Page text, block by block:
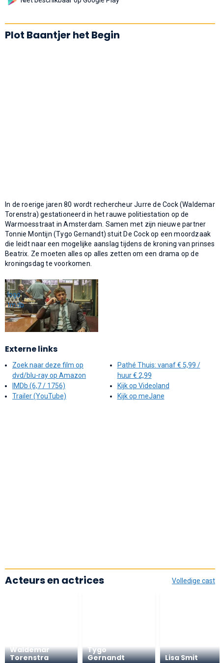
Plot Baantjer het Begin
In de roerige jaren 80 wordt rechercheur Jurre de Cock (Waldemar
Torenstra) gestationeerd in het rauwe politiestation op de
Warmoesstraat in Amsterdam. Samen met zijn nieuwe partner
Tonnie Montijn (Tygo Gernandt) stuit De Cock op een moordzaak
die leidt naar een mogelijke aanslag tijdens de kroning van prinses
Beatrix. Ze moeten alles op alles zetten om een drama op de
kroningsdag te voorkomen.
Externe links
Zoek naar deze film op
dvd/blu-ray op Amazon
IMDb (6,7 / 1756)
Trailer (YouTube)
Pathé Thuis: vanaf € 5,99 /
huur € 2,99
Kijk op Videoland
Kijk op meJane
Volledige cast
Acteurs en actrices
Waldemar
Torenstra
Tygo
Gernandt
Lisa Smit